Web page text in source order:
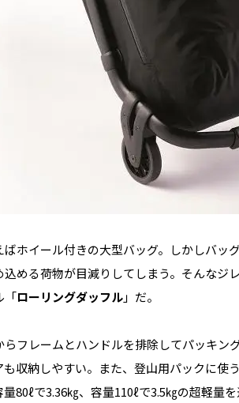
ホイール付きの大型バッグ。しかしバッ
める荷物が目減りしてしまう。そんなジ
「ローリングダッフル」だ。
フレームとハンドルを排除してパッキン
収納しやすい。また、登山用パックに使
80ℓで3.36㎏、容量110ℓで3.5㎏の超軽量